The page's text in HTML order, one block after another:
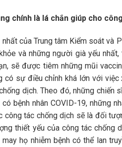
chính là lá chắn giúp cho
của Trung tâm Kiểm soát và
và những người già yếu
sẽ được tiêm những mũi
có sự điều chỉnh khá lớn với
dịch. Theo đó, những chiến
bệnh nhân COVID-19, những
tác chống dịch sẽ là đối
thiết yếu của công tác chống
họ nhiễm bệnh có thể lan